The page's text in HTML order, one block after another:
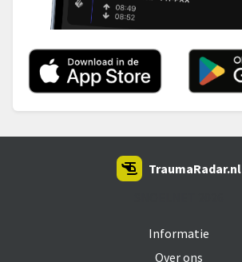
Informatie
Over ons
TraumaRadar.nl